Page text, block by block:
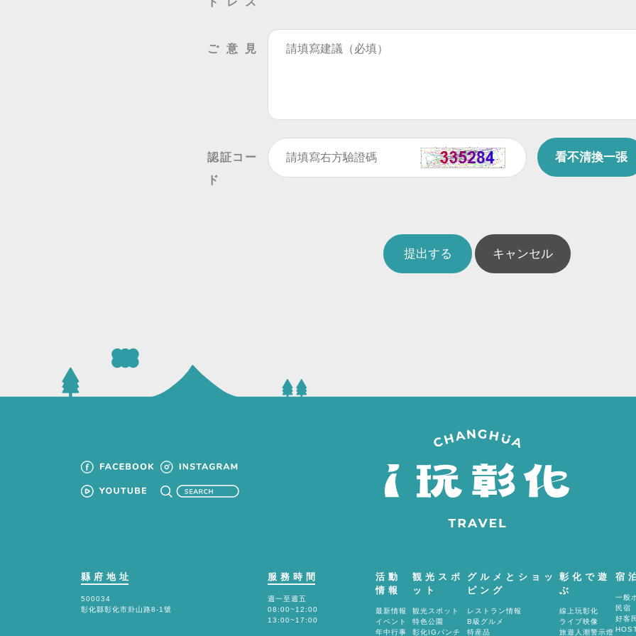
ご意見
認証コー
ド
看不清換一張
縣府地址
500034
彰化縣彰化市卦山路8-1號
服務時間
週一至週五
08:00~12:00
13:00~17:00
活動
情報
最新情報
イベント
年中行事
観光スポ
ット
観光スポット
特色公園
彰化IGパンチ
グルメとショッ
ピング
レストラン情報
B級グルメ
特産品
彰化で遊
ぶ
線上玩彰化
ライブ映像
旅遊人潮警示燈
宿
一般
民宿
好客